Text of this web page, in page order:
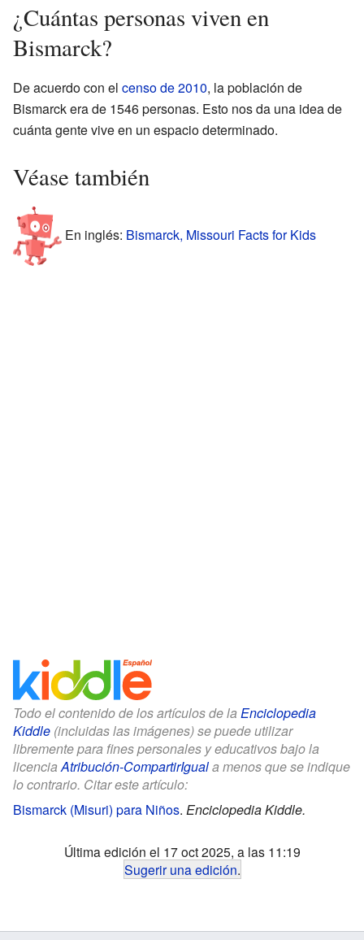
¿Cuántas personas viven en
Bismarck?
De acuerdo con el censo de 2010, la población de
Bismarck era de 1546 personas. Esto nos da una idea de
cuánta gente vive en un espacio determinado.
Véase también
En inglés: Bismarck, Missouri Facts for Kids
Todo el contenido de los artículos de la Enciclopedia
Kiddle (incluidas las imágenes) se puede utilizar
libremente para fines personales y educativos bajo la
licenciaAtribución-CompartirIguala menos que se indique
lo contrario. Citar este artículo:
Bismarck (Misuri) para Niños. Enciclopedia Kiddle.
Última edición el 17 oct 2025, a las 11:19
Sugerir una edición.